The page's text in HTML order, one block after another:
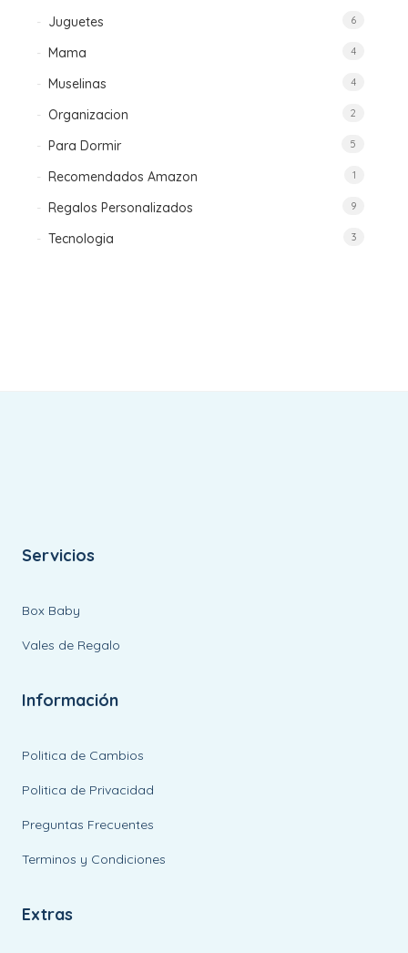
Juguetes 6
Mama 4
Muselinas 4
Organizacion 2
Para Dormir 5
Recomendados Amazon 1
Regalos Personalizados 9
Tecnologia 3
Servicios
Box Baby
Vales de Regalo
Información
Politica de Cambios
Politica de Privacidad
Preguntas Frecuentes
Terminos y Condiciones
Extras